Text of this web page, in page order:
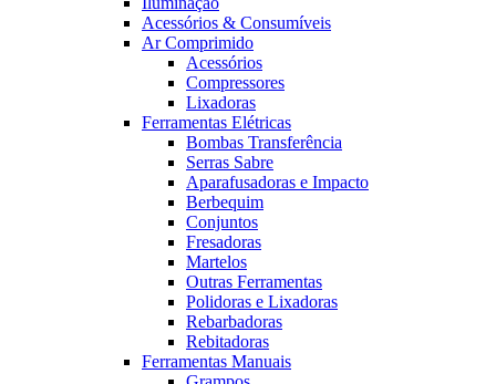
Acessórios & Consumíveis
Ar Comprimido
Acessórios
Compressores
Lixadoras
Ferramentas Elétricas
Bombas Transferência
Serras Sabre
Aparafusadoras e Impacto
Berbequim
Conjuntos
Fresadoras
Martelos
Outras Ferramentas
Polidoras e Lixadoras
Rebarbadoras
Rebitadoras
Ferramentas Manuais